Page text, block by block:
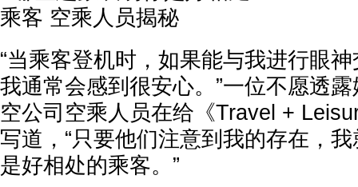
“当乘客登机时，如果能与我进行眼
我通常会感到很安心。”一位不愿透
空公司空乘人员在给《Travel +
写道，“只要他们注意到我的存在，
是好相处的乘客。”